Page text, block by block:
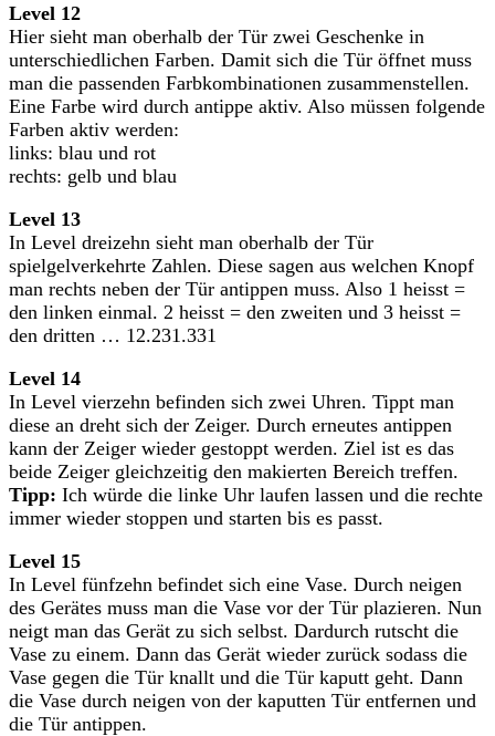
Level 12
Hier sieht man oberhalb der Tür zwei Geschenke in
unterschiedlichen Farben. Damit sich die Tür öffnet muss
man die passenden Farbkombinationen zusammenstellen.
Eine Farbe wird durch antippe aktiv. Also müssen folgende
Farben aktiv werden:
links: blau und rot
rechts: gelb und blau
Level 13
In Level dreizehn sieht man oberhalb der Tür
spielgelverkehrte Zahlen. Diese sagen aus welchen Knopf
man rechts neben der Tür antippen muss. Also 1 heisst =
den linken einmal. 2 heisst = den zweiten und 3 heisst =
den dritten … 12.231.331
Level 14
In Level vierzehn befinden sich zwei Uhren. Tippt man
diese an dreht sich der Zeiger. Durch erneutes antippen
kann der Zeiger wieder gestoppt werden. Ziel ist es das
beide Zeiger gleichzeitig den makierten Bereich treffen.
Tipp: Ich würde die linke Uhr laufen lassen und die rechte
immer wieder stoppen und starten bis es passt.
Level 15
In Level fünfzehn befindet sich eine Vase. Durch neigen
des Gerätes muss man die Vase vor der Tür plazieren. Nun
neigt man das Gerät zu sich selbst. Dardurch rutscht die
Vase zu einem. Dann das Gerät wieder zurück sodass die
Vase gegen die Tür knallt und die Tür kaputt geht. Dann
die Vase durch neigen von der kaputten Tür entfernen und
die Tür antippen.